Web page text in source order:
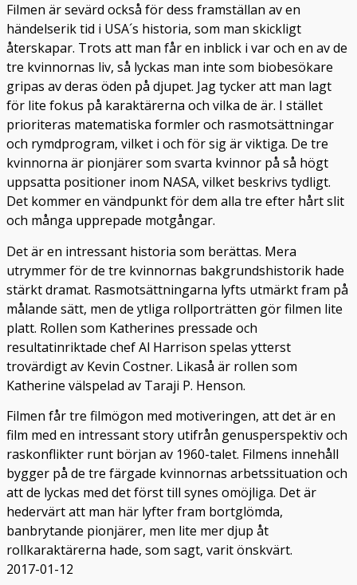
Filmen är sevärd också för dess framställan av en
händelserik tid i USA´s historia, som man skickligt
återskapar. Trots att man får en inblick i var och en av de
tre kvinnornas liv, så lyckas man inte som biobesökare
gripas av deras öden på djupet. Jag tycker att man lagt
för lite fokus på karaktärerna och vilka de är. I stället
prioriteras matematiska formler och rasmotsättningar
och rymdprogram, vilket i och för sig är viktiga. De tre
kvinnorna är pionjärer som svarta kvinnor på så högt
uppsatta positioner inom NASA, vilket beskrivs tydligt.
Det kommer en vändpunkt för dem alla tre efter hårt slit
och många upprepade motgångar.
Det är en intressant historia som berättas. Mera
utrymmer för de tre kvinnornas bakgrundshistorik hade
stärkt dramat. Rasmotsättningarna lyfts utmärkt fram på
målande sätt, men de ytliga rollporträtten gör filmen lite
platt. Rollen som Katherines pressade och
resultatinriktade chef Al Harrison spelas ytterst
trovärdigt av Kevin Costner. Likaså är rollen som
Katherine välspelad av Taraji P. Henson.
Filmen får tre filmögon med motiveringen, att det är en
film med en intressant story utifrån genusperspektiv och
raskonflikter runt början av 1960-talet. Filmens innehåll
bygger på de tre färgade kvinnornas arbetssituation och
att de lyckas med det först till synes omöjliga. Det är
hedervärt att man här lyfter fram bortglömda,
banbrytande pionjärer, men lite mer djup åt
rollkaraktärerna hade, som sagt, varit önskvärt.
2017-01-12